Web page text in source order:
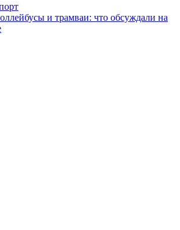
и трамваи: что обсуждали на